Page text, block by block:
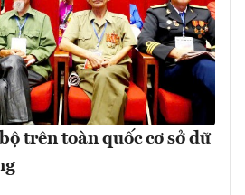
trên toàn quốc cơ sở dữ